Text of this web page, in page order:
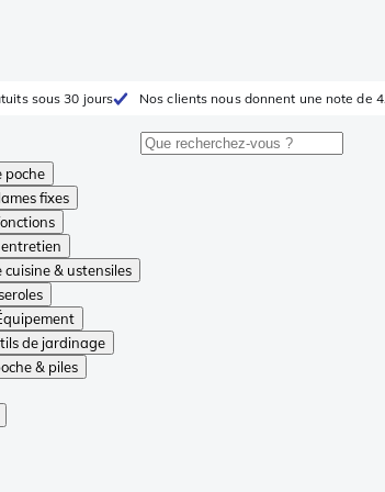
sous 30 jours Nos clients nous donnent une note de
poche
fixes
& ustensiles
de jardinage
& piles